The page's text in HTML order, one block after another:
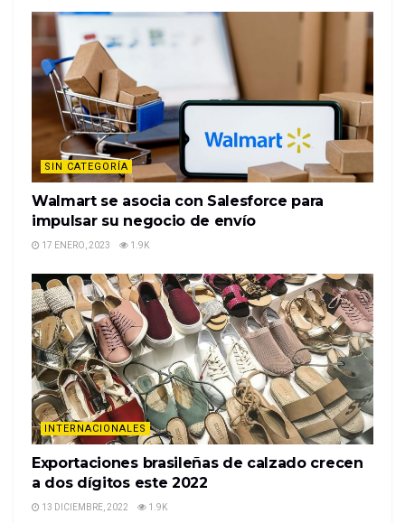
SIN CATEGORÍA
Walmart se asocia con Salesforce para
impulsar su negocio de envío
17 ENERO, 2023 1.9K
INTERNACIONALES
Exportaciones brasileñas de calzado crecen
a dos dígitos este 2022
13 DICIEMBRE, 2022 1.9K